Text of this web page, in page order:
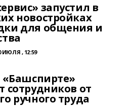
запустил в
новостройках
для общения и
ИЮЛЯ , 12:59
«Башспирте»
сотрудников от
ручного труда